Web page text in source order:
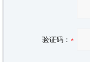
验证码：